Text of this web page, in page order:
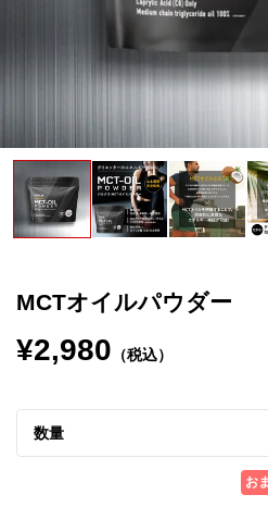
定期便
はじめての方へ
お客様サポート
お知らせ一覧
成分・アレルギー情報
お問い合わせ
Special contents
MCTオイルパウダー
¥2,980 （税込）
数量
お